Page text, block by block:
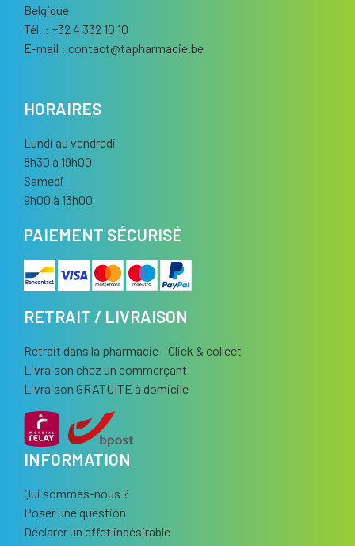
Belgique
Tél. : +32 4 332 10 10
E-mail : contact@tapharmacie.be
HORAIRES
Lundi au vendredi
8h30 à 19h00
Samedi
9h00 à 13h00
PAIEMENT SÉCURISÉ
RETRAIT / LIVRAISON
Retrait dans la pharmacie - Click & collect
Livraison chez un commerçant
Livraison GRATUITE à domicile
INFORMATION
Qui sommes-nous ?
Poser une question
Déclarer un effet indésirable